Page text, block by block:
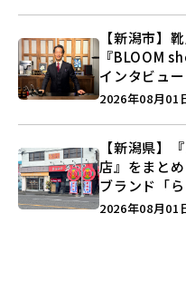
【新潟市】
『BLOOM
インタビュ
つくる装いの
2026年08月01
【新潟県】
店』をまと
ブランド「
しょうがの
2026年08月01